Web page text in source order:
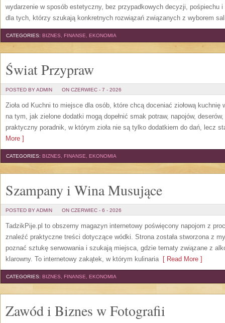
wydarzenie w sposób estetyczny, bez przypadkowych decyzji, pośpiechu
dla tych, którzy szukają konkretnych rozwiązań związanych z wyborem
CATEGORIES: BIZNES, FINANSE, EKONOMIA
Świat Przypraw
POSTED BY ADMIN ON CZERWIEC - 7 - 2026
Zioła od Kuchni to miejsce dla osób, które chcą doceniać ziołową
na tym, jak zielone dodatki mogą dopełnić smak potraw, napojów,
praktyczny poradnik, w którym zioła nie są tylko dodatkiem do dań, lecz
More ]
CATEGORIES: BIZNES, FINANSE, EKONOMIA
Szampany i Wina Musujące
POSTED BY ADMIN ON CZERWIEC - 6 - 2026
TadzikPije.pl to obszerny magazyn internetowy poświęcony napojom z
znaleźć praktyczne treści dotyczące wódki. Strona została stworzona z
poznać sztukę serwowania i szukają miejsca, gdzie tematy związane z
klarowny. To internetowy zakątek, w którym kulinaria[ Read More ]
CATEGORIES: BIZNES, FINANSE, EKONOMIA
Zawód i Biznes w Fotografii